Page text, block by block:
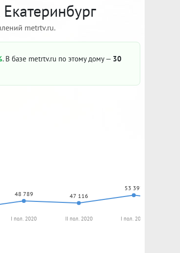
metrtv.ru.
. В базе metrtv.ru по этому дому — 30
48 789 47 116
53 397
I пол. 2020 II пол. 2020 I пол. 2021